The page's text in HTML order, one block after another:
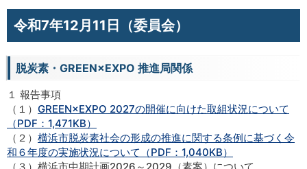
令和7年12月11日（委員会）
脱炭素・GREEN×EXPO 推進局関係
１ 報告事項
（１） GREEN×EXPO 2027の開催に向けた取組状況について
（PDF：1,471KB）
（２） 横浜市脱炭素社会の形成の推進に関する条例に基づく令
和６年度の実施状況について（PDF：1,040KB）
（３）横浜市中期計画2026～2029（素案）について